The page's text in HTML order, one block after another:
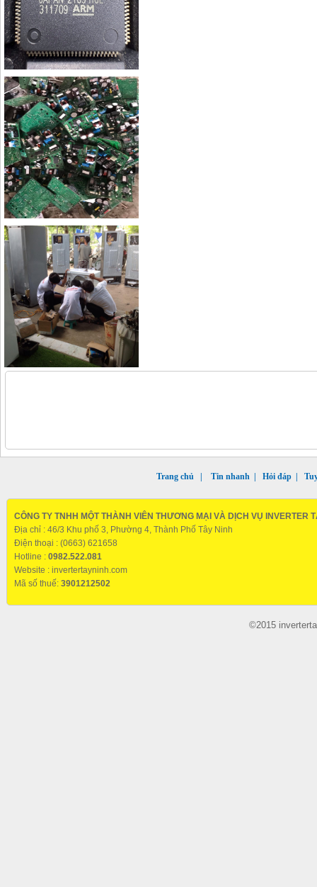
Trang chủ Tin nhanh Hỏi đáp
CÔNG TY TNHH MỘT THÀNH VIÊN THƯƠNG MẠI VÀ DỊCH VỤ INVERTER
Địa chỉ : 46/3 Khu phố 3, Phường 4, Thành Phố Tây Ninh
Điện thoại : (0663) 621658
Hotline : 0982.522.081
Website : invertertayninh.com
Mã số thuế: 3901212502
©2015